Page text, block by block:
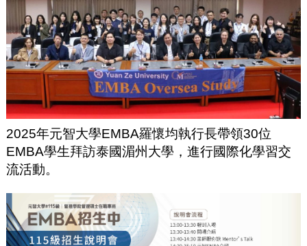
2025年元智大學EMBA羅懷均執行長帶領30位
EMBA學生拜訪泰國湄州大學，進行國際化學習交
流活動。